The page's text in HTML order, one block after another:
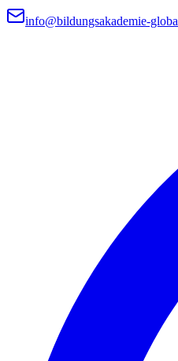
info@bildungsakademie-